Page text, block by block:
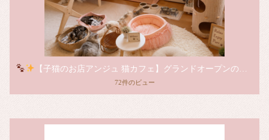
【子猫のお店アンジュ 猫カフェ】グランドオープンのお知らせ
72件のビュー